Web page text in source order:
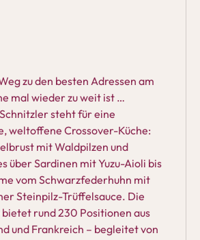
zu den besten Adressen am
mal wieder zu weit ist …
steht für eine
weltoffene Crossover-Küche:
mit Waldpilzen und
über Sardinen mit Yuzu-Aioli bis
vom Schwarzfederhuhn mit
Steinpilz-Trüffelsauce. Die
rund 230 Positionen aus
und Frankreich – begleitet von